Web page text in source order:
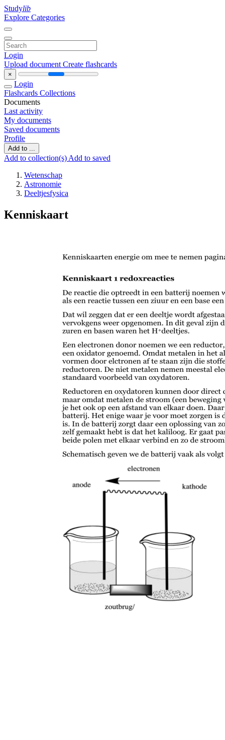
Studylib
Explore Categories
Login
Upload document Create flashcards
×
Login
Flashcards Collections
Documents
Last activity
My documents
Saved documents
Profile
Add to ...
Add to collection(s) Add to saved
Wetenschap
Astronomie
Deeltjesfysica
Kenniskaart